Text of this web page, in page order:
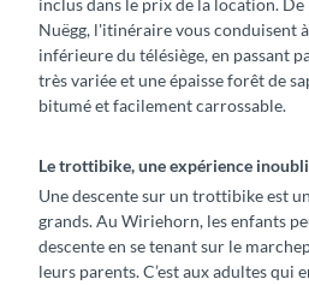
inclus dans le prix de la location.
Nuëgg, l'itinéraire vous conduisent
inférieure du télésiège, en passant
très variée et une épaisse forêt de
bitumé et facilement carrossable.
Le trottibike, une expérience
Une descente sur un trottibike est
grands. Au Wiriehorn, les enfants
descente en se tenant sur le
leurs parents. C’est aux adultes qui